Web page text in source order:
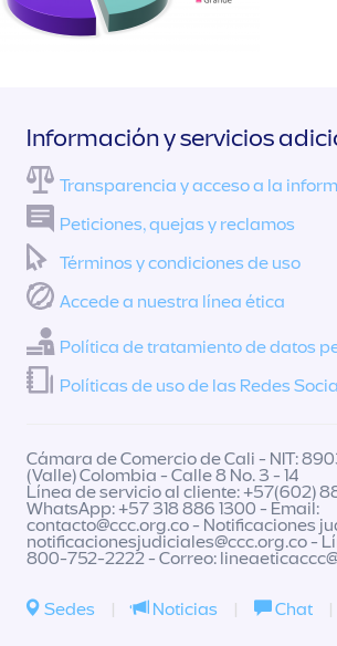
Información y servicios
Transparencia y acceso a la
Peticiones, quejas y reclamos
Términos y condiciones de uso
Accede a nuestra línea ética
Política de tratamiento de datos
Políticas de uso de las Redes
Cámara de Comercio de Cali - NIT:
(Valle) Colombia - Calle 8 No. 3 - 14
Línea de servicio al cliente: +57(602)
WhatsApp: +57 318 886 1300 - Email:
contacto@ccc.org.co- Notificaciones
notificacionesjudiciales@ccc.org.co-
800-752-2222 - Correo:
Sedes | Noticias | Chat |